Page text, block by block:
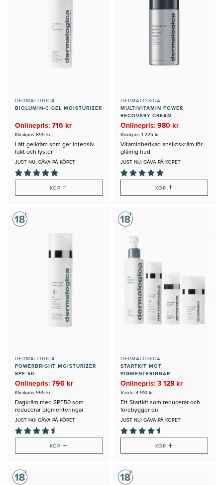
DERMALOGICA
BIOLUMIN-C GEL MOISTURIZER
Onlinepris: 716 kr
Klinikpris 895 kr
Lätt gelkräm som ger intensiv
fukt och lyster
JUST NU: GÅVA PÅ KÖPET
KÖP+
DERMALOGICA
MULTIVITAMIN POWER
RECOVERY CREAM
Onlinepris: 980 kr
Klinikpris 1 225 kr
Vitaminberikad ansiktskräm för
glåmig hud
JUST NU: GÅVA PÅ KÖPET
KÖP +
DERMALOGICA
POWERBRIGHT MOISTURIZER
SPF 50
Onlinepris: 796 kr
Klinikpris 995 kr
Dagkräm med SPF50 som
reducerar pigmenteringar
JUST NU: GÅVA PÅ KÖPET
KÖP+
DERMALOGICA
STARTKIT MOT
PIGMENTERINGAR
Onlinepris: 3 128 kr
Värde 3 910 kr
Ett Startkit som reducerar och
förebygger en
pigmenterad/ojämn hud
JUST NU: GÅVA PÅ KÖPET
KÖP +